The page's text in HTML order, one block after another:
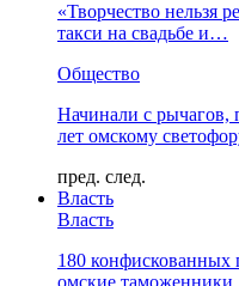
«Творчество нельзя
такси на свадьбе и…
Общество
Начинали с рычагов,
лет омскому
пред. след.
Власть
Власть
180
омские таможенники